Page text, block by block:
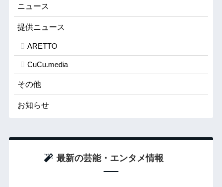
ニュース
提供ニュース
ARETTO
CuCu.media
その他
お知らせ
最新の芸能・エンタメ情報